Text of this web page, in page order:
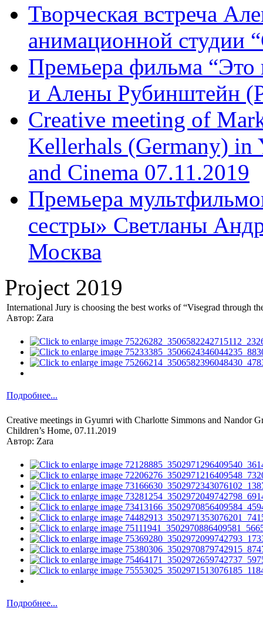
Творческая встреча
анимационной студии
Премьера фильма “Это
и Алены Рубинштейн
Creative meeting of
Kellerhals (Germany) in
and Cinema 07.11.2019
Премьера
сестры» Светланы
Москва
Project 2019
International Jury is choosing the best works of “Visegrad through
Автор: Zara
Подробнее...
Creative meetings in Gyumri with Charlotte Simmons and Nandor
Children’s Home, 07.11.2019
Автор: Zara
Подробнее...